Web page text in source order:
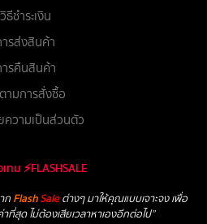
วิธีชำระเงิน
รส่งสินค้า
รคืนสินค้า
ามการสั่งซื้อ
ความเป็นส่วนตัว
ทม ⚡FLASHSALE
ก FlashSaleต่างๆ มาให้คุณแบบเจาะจง เพื่อ
สุด ไม่ต้องเสียเวลาหาเองอีกต่อไป”